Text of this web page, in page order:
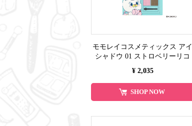
モモレイコスメティックス アイ
シャドウ 01 ストロベリーリコ
¥ 2,035
SHOP NOW